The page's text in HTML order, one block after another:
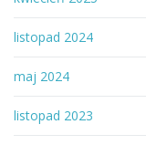
listopad 2024
maj 2024
listopad 2023